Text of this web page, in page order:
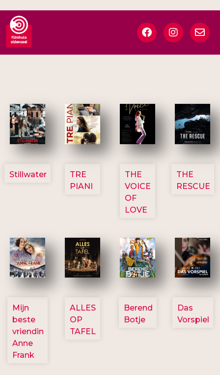
3123
Stillwater
3129
TRE
PIANI
3135
THE
VOICE
OF
LOVE
3148
THE
RESCUE
2757
Mijn
beste
vriendin
Anne
Frank
3154
ALLES
OP
TAFEL
2799
Berend
Botje
2777
Das
Vorspiel